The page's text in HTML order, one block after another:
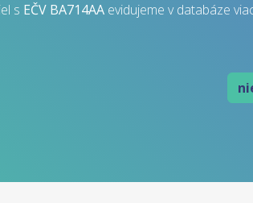
s EČV BA714AA evidujeme v databáze